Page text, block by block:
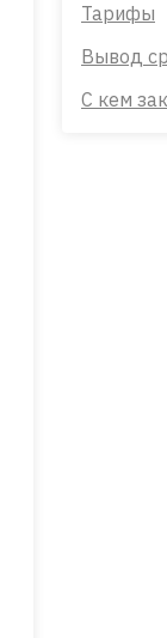
Тарифы
Вывод
С кем